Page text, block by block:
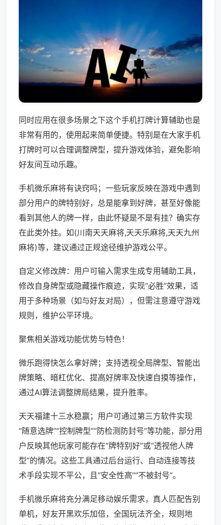
同时应用在很多场景之下这个手机打牌计算辅助也是
非常有用的，使用起来简单便捷。特别是在大家手机
打牌时可以合理调整牌型，提升游戏体验，避免影响
好友间互动乐趣。
手机微乐麻将有诀窍吗；一些玩家反映在游戏中遇到
部分用户的牌特别好，总是能拿到好牌，甚至好像能
看到其他人的牌一样，由此怀疑是不是有挂？确实存
在此类外挂。如(川南天天麻将,天天乐麻将,天天九州
麻将)等，建议通过正规途径维护游戏公平。
自定义修改牌：用户可输入需求生成专用辅助工具，
修改自身牌型或隐藏操作痕迹，实现“必胜”效果，适
用于多种场景（如与好友对局），但需注意遵守游戏
规则，维护公平环境。
聚焦相关游戏功能优势与特色！
微乐跑得快怎么拿好牌；支持透视全局牌型、智能出
牌策略、暗杠优化、提高好牌率及快速自摸等操作，
通过AI算法调整牌局结果，提升胜率。
天天福建十三水稳赢；用户可通过第三方软件实现
“随意选牌”“控制牌型”“防检测防封号”等功能，部分用
户反映其他玩家可能存在“牌特别好”或“透视他人牌
型”的情况。这些工具通过后台运行、自动连接等技
术手段实现不平公，且“安全性高”“不被封号”。
手机微乐麻将充分满足移动娱乐需求，真人匹配告别
单机，好友开黑欢乐加倍，全国玩法齐全，规则地